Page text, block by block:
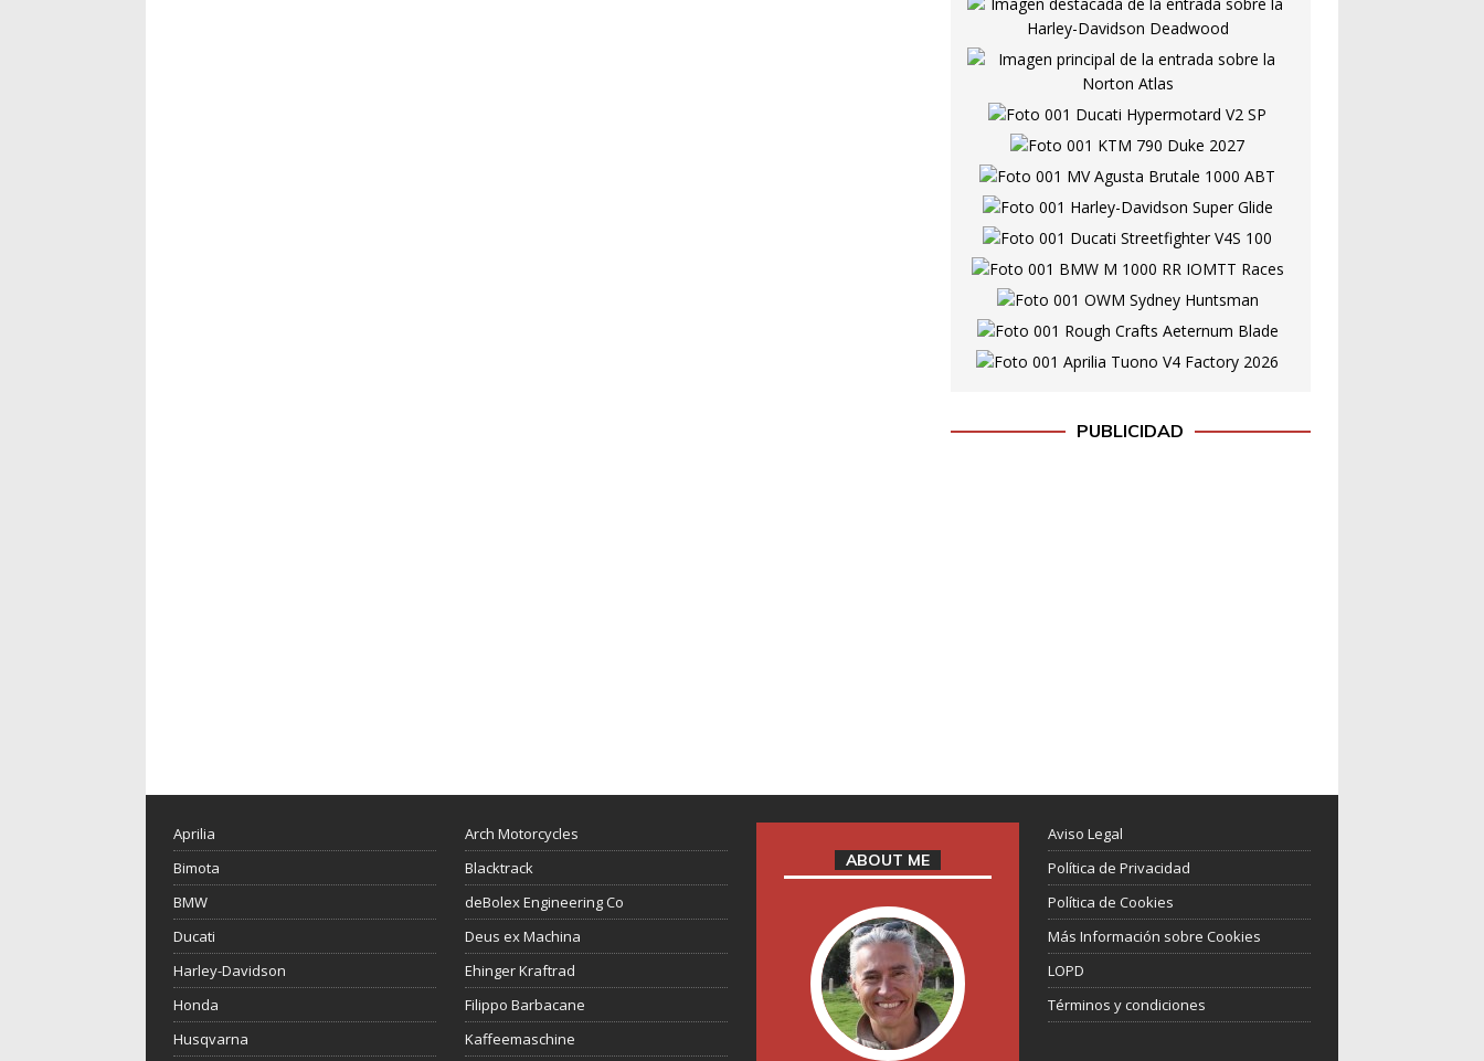
PUBLICIDAD
Aprilia
Bimota
BMW
Ducati
Harley-Davidson
Honda
Husqvarna
Arch Motorcycles
Blacktrack
deBolex Engineering Co
Deus ex Machina
Ehinger Kraftrad
Filippo Barbacane
Kaffeemaschine
ABOUT ME
Aviso Legal
Política de Privacidad
Política de Cookies
Más Información sobre Cookies
LOPD
Términos y condiciones